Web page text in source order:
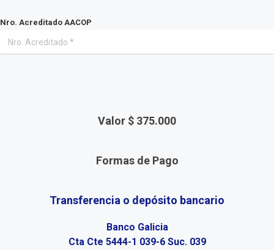
Nro. Acreditado AACOP
Valor $ 375.000
Formas de Pago
Transferencia o depósito bancario
Banco Galicia
Cta Cte 5444-1 039-6 Suc. 039